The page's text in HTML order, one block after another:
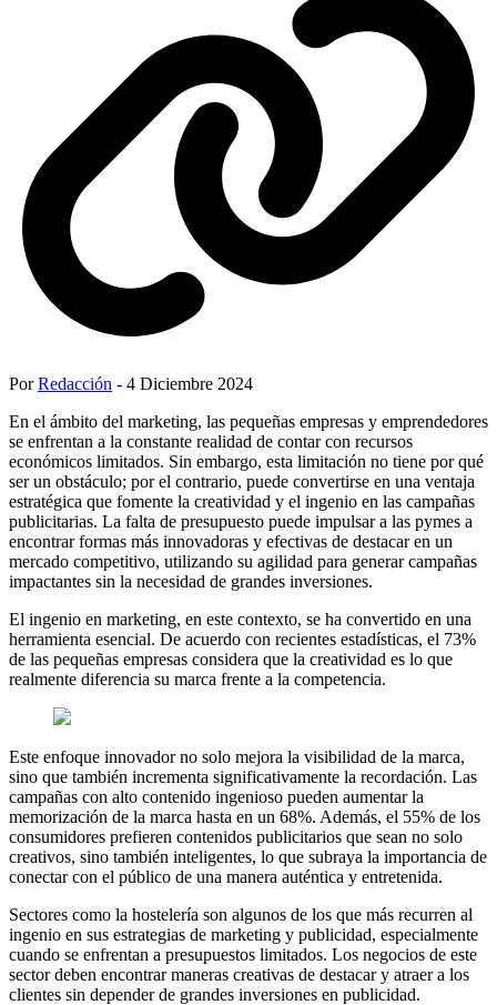
PorRedacción - 4 Diciembre 2024
En el ámbito del marketing, las pequeñas empresas y emprendedores
se enfrentan a la constante realidad de contar con recursos
económicos limitados. Sin embargo, esta limitación no tiene por qué
ser un obstáculo; por el contrario, puede convertirse en una ventaja
estratégica que fomente la creatividad y el ingenio en las campañas
publicitarias. La falta de presupuesto puede impulsar a las pymes a
encontrar formas más innovadoras y efectivas de destacar en un
mercado competitivo, utilizando su agilidad para generar campañas
impactantes sin la necesidad de grandes inversiones.
El ingenio en marketing, en este contexto, se ha convertido en una
herramienta esencial. De acuerdo con recientes estadísticas, el 73%
de las pequeñas empresas considera que la creatividad es lo que
realmente diferencia su marca frente a la competencia.
Este enfoque innovador no solo mejora la visibilidad de la marca,
sino que también incrementa significativamente la recordación. Las
campañas con alto contenido ingenioso pueden aumentar la
memorización de la marca hasta en un 68%. Además, el 55% de los
consumidores prefieren contenidos publicitarios que sean no solo
creativos, sino también inteligentes, lo que subraya la importancia de
conectar con el público de una manera auténtica y entretenida.
Sectores como la hostelería son algunos de los que más recurren al
ingenio en sus estrategias de marketing y publicidad, especialmente
cuando se enfrentan a presupuestos limitados. Los negocios de este
sector deben encontrar maneras creativas de destacar y atraer a los
clientes sin depender de grandes inversiones en publicidad.